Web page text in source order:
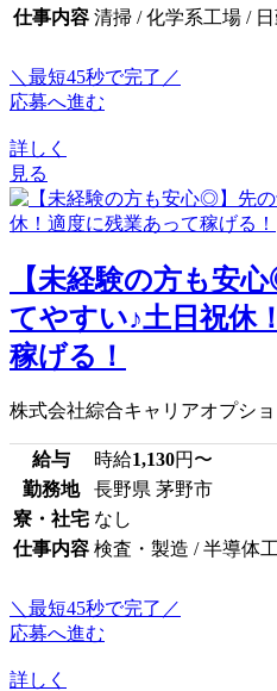
仕事内容 清掃 / 化学系工場 /
＼最短45秒で完了／
応募へ進む
詳しく
見る
【未経験の方も安
てやすい♪土日祝休
稼げる！
株式会社綜合キャリアオプシ
給与 時給1,130円〜
勤務地
長野県 茅野市
寮・社宅 なし
仕事内容 検査・製造 / 半導体
＼最短45秒で完了／
応募へ進む
詳しく